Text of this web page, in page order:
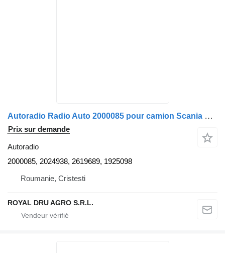
Autoradio Radio Auto 2000085 pour camion Scania Model 2000085/2024938/2619689/1925098
Prix sur demande
Autoradio
2000085, 2024938, 2619689, 1925098
Roumanie, Cristesti
ROYAL DRU AGRO S.R.L.